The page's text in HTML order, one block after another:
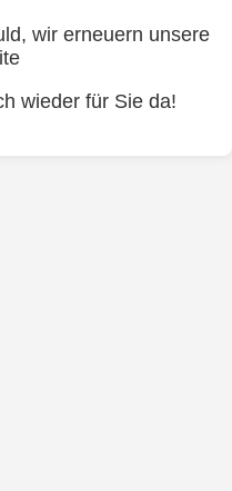
wir erneuern unsere
wieder für Sie da!